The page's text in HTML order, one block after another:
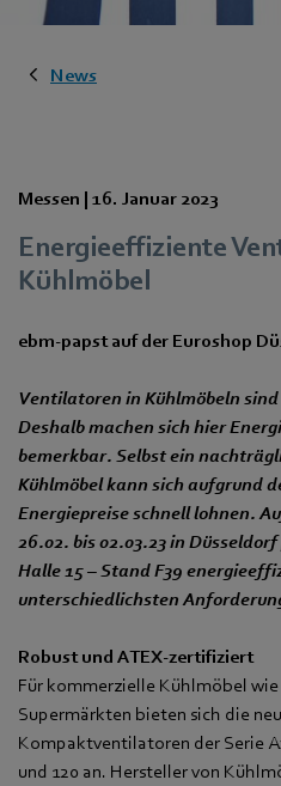
News
Messen | 16. Januar 2023
Energieeffiziente
Kühlmöbel
ebm‑papst auf der Euroshop
Ventilatoren in Kühlmöbeln
Deshalb machen sich hier
bemerkbar. Selbst ein
Kühlmöbel kann sich aufgrund
Energiepreise schnell lohnen.
26.02. bis 02.03.23 in
Halle 15 – Stand F39
unterschiedlichsten
Robust und ATEX-zertifiziert
Für kommerzielle Kühlmöbel
Supermärkten bieten sich die
Kompaktventilatoren der Serie
und 120 an. Hersteller von